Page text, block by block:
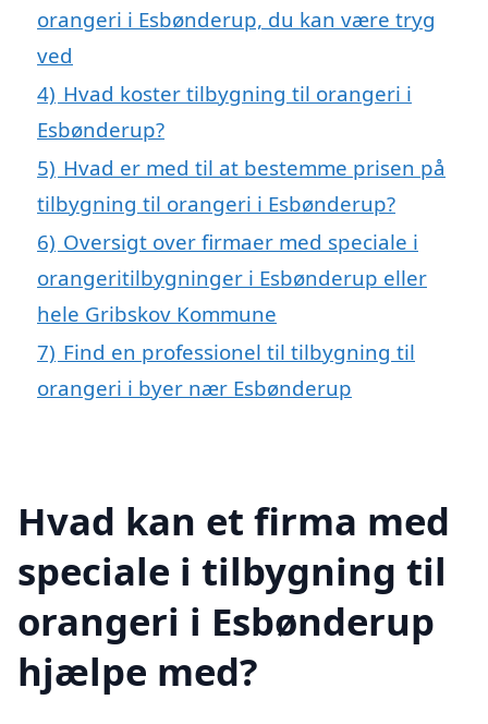
orangeri i Esbønderup, du kan være tryg
ved
4) Hvad koster tilbygning til orangeri i
Esbønderup?
5) Hvad er med til at bestemme prisen på
tilbygning til orangeri i Esbønderup?
6) Oversigt over firmaer med speciale i
orangeritilbygninger i Esbønderup eller
hele Gribskov Kommune
7) Find en professionel til tilbygning til
orangeri i byer nær Esbønderup
Hvad kan et firma med
speciale i tilbygning til
orangeri i Esbønderup
hjælpe med?